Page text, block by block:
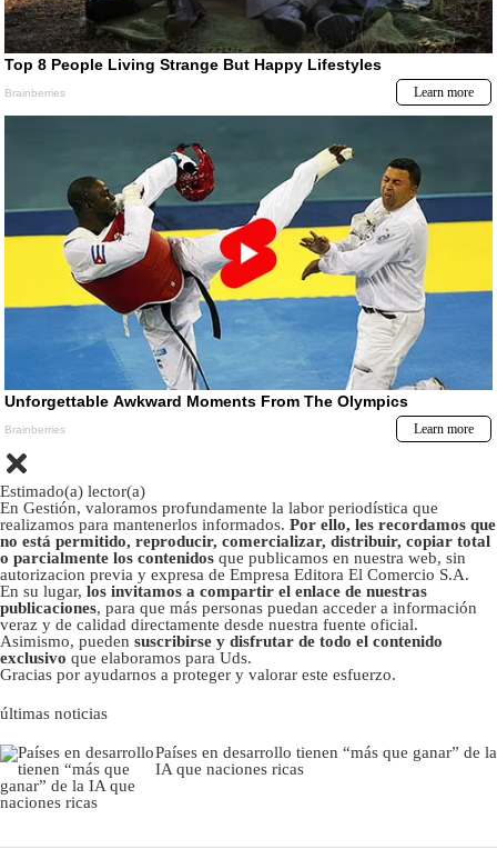
Estimado(a) lector(a)
En Gestión, valoramos profundamente la labor periodística que
realizamos para mantenerlos informados. Por ello, les recordamos que
no está permitido, reproducir, comercializar, distribuir, copiar total
o parcialmente los contenidos que publicamos en nuestra web, sin
autorizacion previa y expresa de Empresa Editora El Comercio S.A.
En su lugar, los invitamos a compartir el enlace de nuestras
publicaciones, para que más personas puedan acceder a información
veraz y de calidad directamente desde nuestra fuente oficial.
Asimismo, pueden suscribirse y disfrutar de todo el contenido
exclusivo que elaboramos para Uds.
Gracias por ayudarnos a proteger y valorar este esfuerzo.
últimas noticias
Países en desarrollo tienen “más que ganar” de la
IA que naciones ricas